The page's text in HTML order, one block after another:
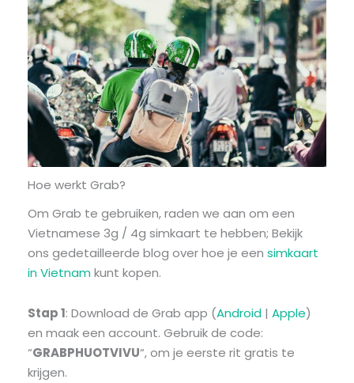
Hoe werkt Grab?
Om Grab te gebruiken, raden we aan om een
Vietnamese 3g / 4g simkaart te hebben; Bekijk
ons gedetailleerde blog over hoe je een simkaart
in Vietnam kunt kopen.
Stap 1: Download de Grab app (Android | Apple)
en maak een account. Gebruik de code:
“GRABPHUOTVIVU“, om je eerste rit gratis te
krijgen.